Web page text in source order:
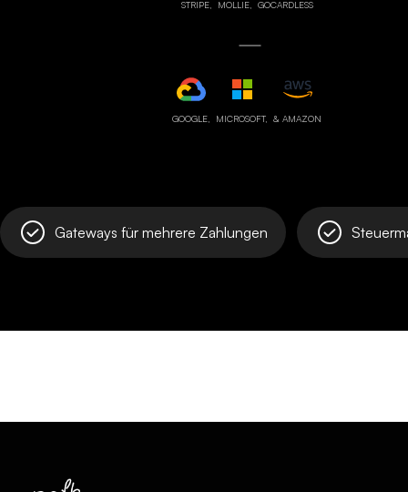
STRIPE, MOLLIE, GOCARDLESS
GOOGLE, MICROSOFT, & AMAZON
Gateways für mehrere Zahlungen